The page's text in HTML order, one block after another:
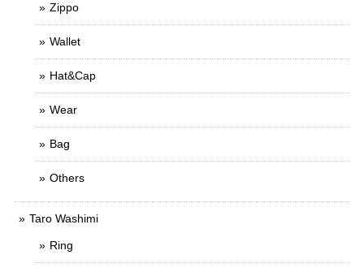
Zippo
Wallet
Hat&Cap
Wear
Bag
Others
Taro Washimi
Ring